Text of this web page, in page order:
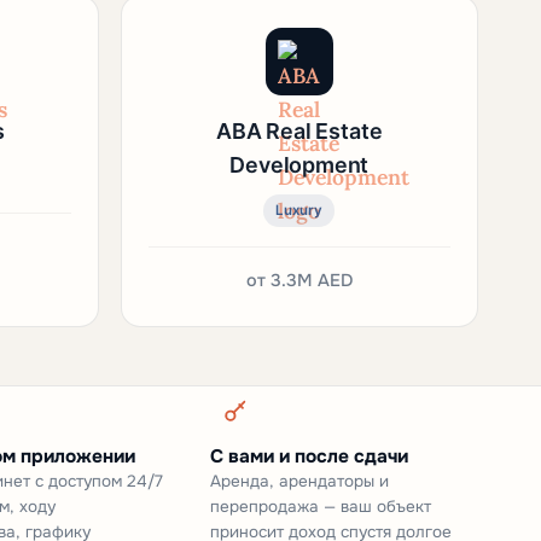
ABA Real Estate
Development
Luxury
от 3.3M AED
приложении
с доступом 24/7
ходу
графику
С вами и после сдачи
Аренда, арендаторы и
перепродажа — ваш объект
приносит доход спустя долгое